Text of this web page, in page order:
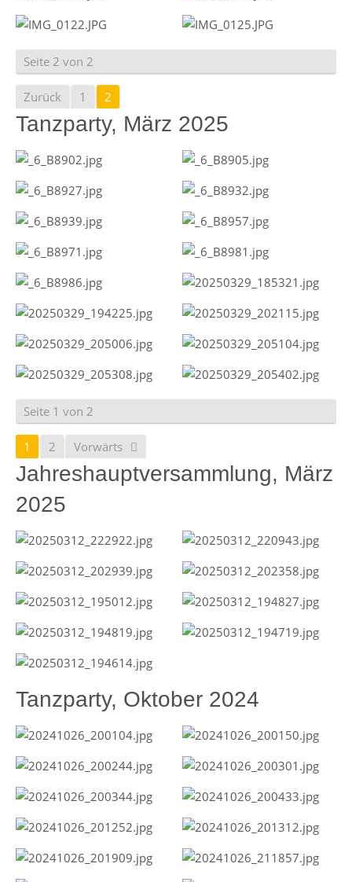
Seite 2 von 2
Zurück 1 2
Tanzparty, März 2025
Seite 1 von 2
1 2 Vorwärts
Jahreshauptversammlung, März
2025
Tanzparty, Oktober 2024